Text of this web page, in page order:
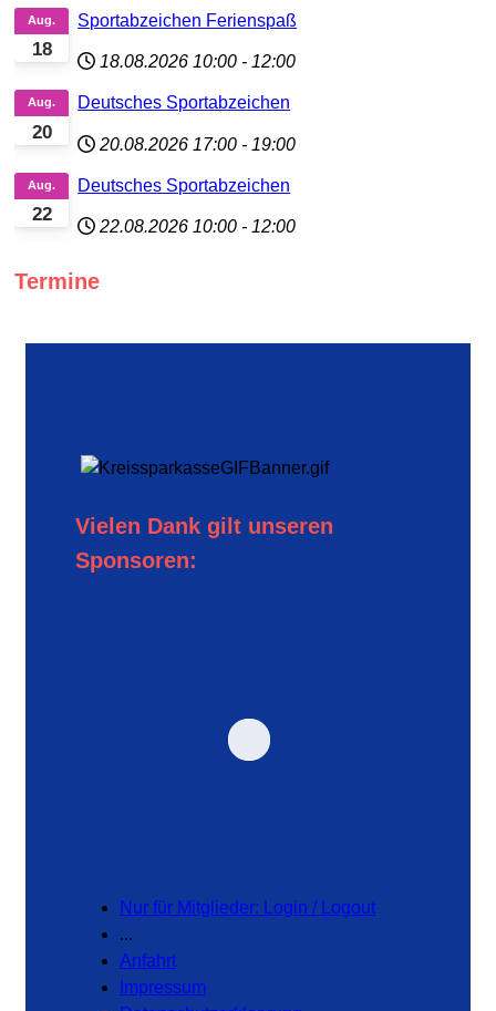
18
Aug. Sportabzeichen Ferienspaß
18.08.2026 10:00 - 12:00
20
Aug. Deutsches Sportabzeichen
20.08.2026 17:00 - 19:00
22
Aug. Deutsches Sportabzeichen
22.08.2026 10:00 - 12:00
Termine
Vielen Dank gilt unseren
Sponsoren:
Nur für Mitglieder: Login / Logout
...
Anfahrt
Impressum